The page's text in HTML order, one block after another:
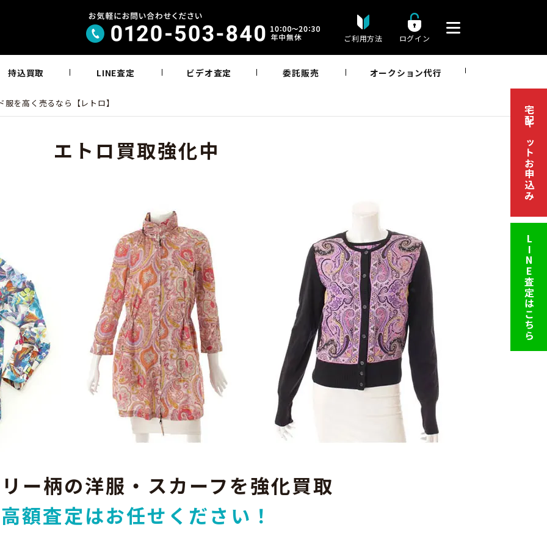
ご利用方法 ログイン
持込買取 LINE査定 ビデオ査定 委託販売 オークション代行
を高く売るなら【レトロ】
宅配キットお申込み
LINE査定はこちら
エトロ買取強化中
ー柄の洋服・スカーフを強化買取
高額査定はお任せください！